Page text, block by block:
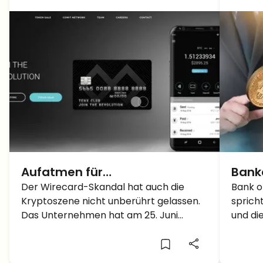
Aufatmen für
Kryptokreditkarten-Besitzer –
TenX und crypto.com wieder
in Betrieb
Der Wirecard-Skandal hat auch die
Kryptoszene nicht unberührt gelassen.
Das Unternehmen hat am 25. Juni
haben die großen Kryptokreditkarten-
pro-
Bank
und